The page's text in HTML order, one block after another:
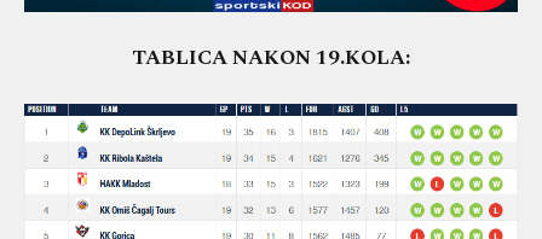
TABLICA NAKON 19.KOLA: